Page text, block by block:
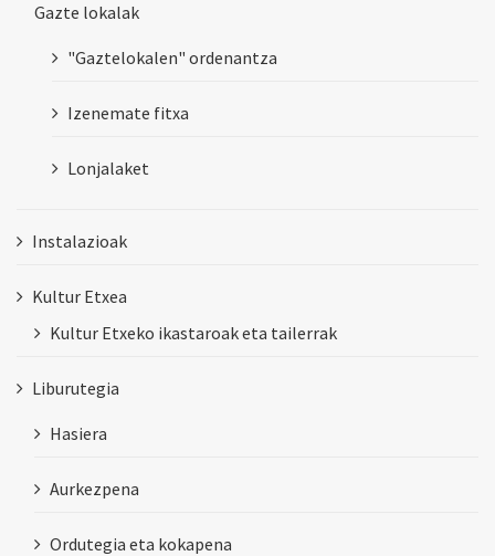
Gazte lokalak
"Gaztelokalen" ordenantza
Izenemate fitxa
Lonjalaket
Instalazioak
Kultur Etxea
Kultur Etxeko ikastaroak eta tailerrak
Liburutegia
Hasiera
Aurkezpena
Ordutegia eta kokapena